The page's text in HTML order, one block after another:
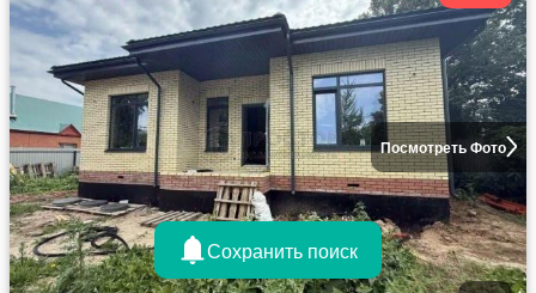
Посмотреть Фото
Сохранить поиск